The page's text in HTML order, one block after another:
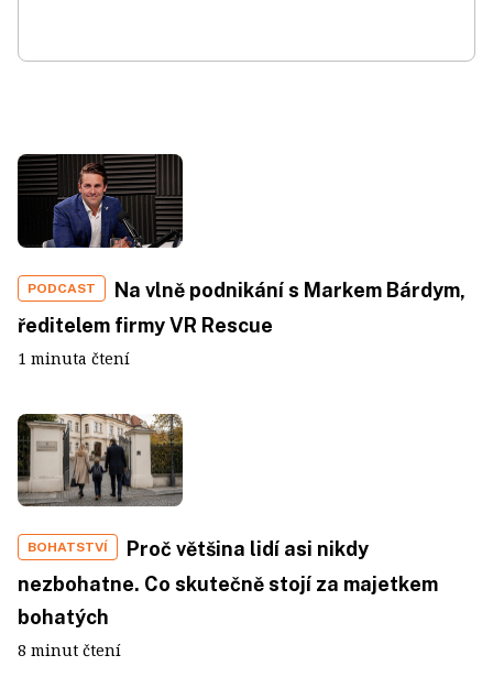
PODCAST
Na vlně podnikání s Markem Bárdym,
ředitelem firmy VR Rescue
1 minuta čtení
BOHATSTVÍ
Proč většina lidí asi nikdy
nezbohatne. Co skutečně stojí za majetkem
bohatých
8 minut čtení